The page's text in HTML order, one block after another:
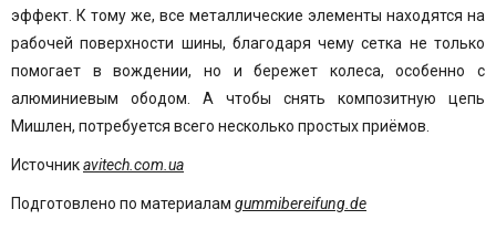
эффект. К тому же, все металлические элементы находятся на
рабочей поверхности шины, благодаря чему сетка не только
помогает в вождении, но и бережет колеса, особенно с
алюминиевым ободом. А чтобы снять композитную цепь
Мишлен, потребуется всего несколько простых приёмов.
Источникavitech.com.ua
Подготовлено по материалам gummibereifung.de